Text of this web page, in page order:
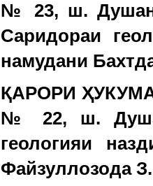
№ 23, ш.
Саридораи
намудани
ҚАРОРИ
№ 22, ш.
геологияи
Файзуллозода